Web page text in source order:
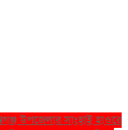
উপজেলার সাংহাই হাওরে